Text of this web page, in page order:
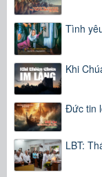
Tình
Khi
Đức tin
LBT: